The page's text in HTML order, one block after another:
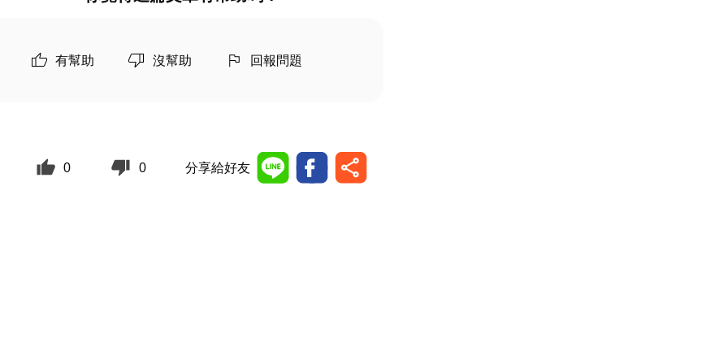
有幫助 沒幫助 回報問題
0 0 分享給好友